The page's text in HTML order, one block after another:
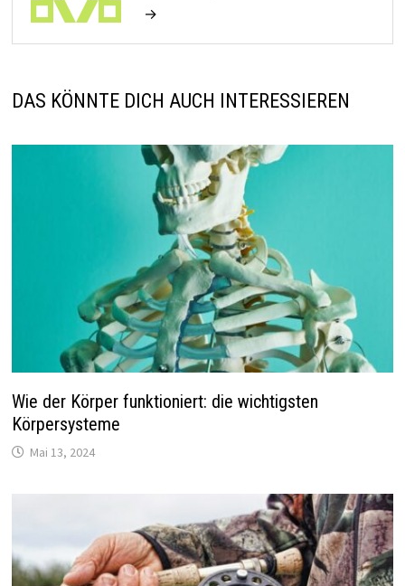
→
DAS KÖNNTE DICH AUCH INTERESSIEREN
Wie der Körper funktioniert: die wichtigsten
Körpersysteme
Mai 13, 2024